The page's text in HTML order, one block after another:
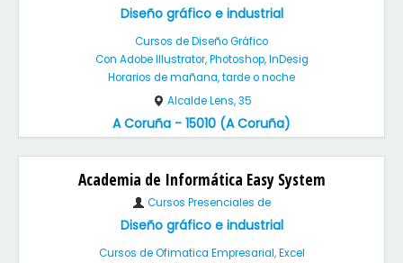
Diseño gráfico e industrial
Cursos de Diseño Gráfico
Con Adobe Illustrator, Photoshop, InDesig
Horarios de mañana, tarde o noche
Alcalde Lens, 35
A Coruña - 15010 (A Coruña)
Academia de Informática Easy System
Cursos Presenciales de
Diseño gráfico e industrial
Cursos de Ofimatica Empresarial, Excel